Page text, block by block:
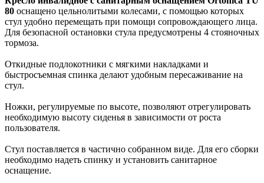
80 оснащено цельнолитыми колесами, с помощью которых
стул удобно перемещать при помощи сопровождающего лица.
Для безопасной остановки стула предусмотрены 4 стояночных
тормоза.
Откидные подлокотники с мягкими накладками и
быстросъемная спинка делают удобным пересаживание на
стул.
Ножки, регулируемые по высоте, позволяют отрегулировать
необходимую высоту сиденья в зависимости от роста
пользователя.
Стул поставляется в частично собранном виде. Для его сборки
необходимо надеть спинку и установить санитарное
оснащение.